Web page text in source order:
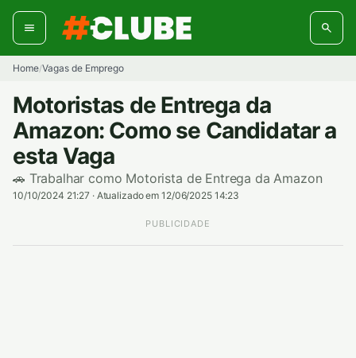
Pular
para
conteúdo
Home/Vagas de Emprego
Motoristas de Entrega da
Amazon: Como se Candidatar a
esta Vaga
🚗 Trabalhar como Motorista de Entrega da Amazon
10/10/2024 21:27 · Atualizado em 12/06/2025 14:23
PUBLICIDADE